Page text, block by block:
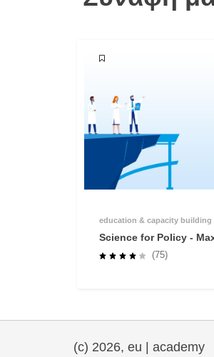
education & capacity building
Science for Policy -
Impact
(75)
(c) 2026, eu | academy